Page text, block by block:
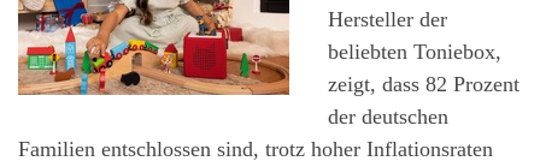
Hersteller der
beliebten Toniebox,
zeigt, dass 82 Prozent
der deutschen
Familien entschlossen sind, trotz hoher Inflationsraten